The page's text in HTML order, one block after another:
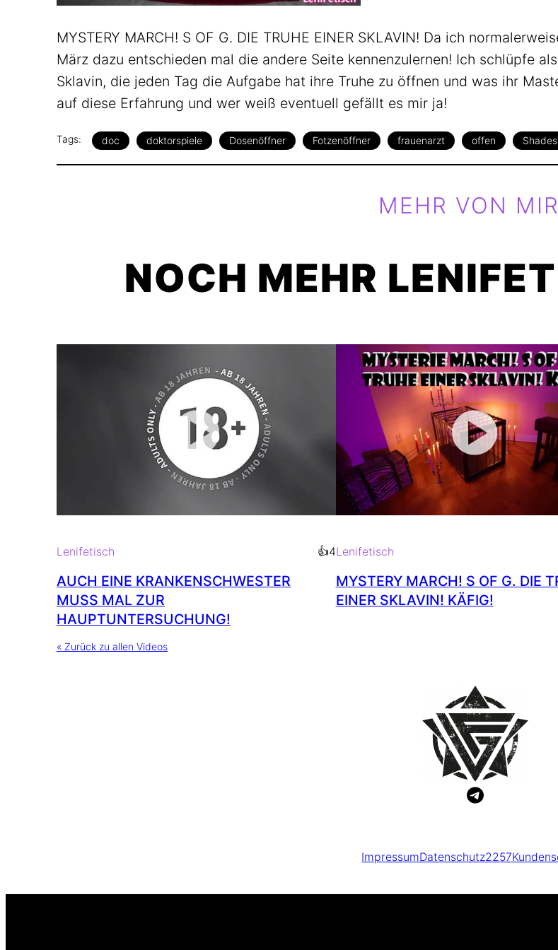
MYSTERY MARCH! S OF G. DIE TRUHE EINER SKLAVIN! Da ich
März dazu entschieden mal die andere Seite kennenzulernen! Ich schlüpfe
Sklavin, die jeden Tag die Aufgabe hat ihre Truhe zu öffnen und was ihr
auf diese Erfahrung und wer weiß eventuell gefällt es mir ja!
Tags: doc doktorspiele Dosenöffner Fotzenöffner frauenarzt offen Shades
MEHR VON
NOCH MEHR
08:07 min
Lenifetisch 👍4
AUCH EINE KRANKENSCHWESTER
MUSS MAL ZUR
HAUPTUNTERSUCHUNG!
Lenifetisch
MYSTERY MARCH! S OF G. DIE
EINER SKLAVIN! KÄFIG!
« Zurück zu allen Videos
ImpressumDatenschutz2257